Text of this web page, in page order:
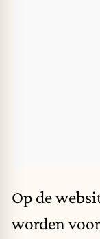
Op de
worden